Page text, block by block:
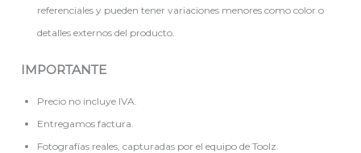
referenciales y pueden tener variaciones menores como color o
detalles externos del producto.
IMPORTANTE
Precio no incluye IVA.
Entregamos factura.
Fotografías reales, capturadas por el equipo de Toolz.